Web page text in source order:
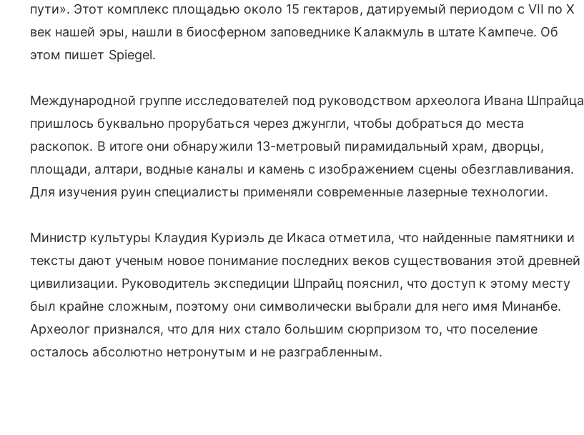
пути». Этот комплекс площадью около 15 гектаров, датируемый периодом с VII по X
век нашей эры, нашли в биосферном заповеднике Калакмуль в штате Кампече. Об
этом пишет Spiegel.
Международной группе исследователей под руководством археолога Ивана Шпрайца
пришлось буквально прорубаться через джунгли, чтобы добраться до места
раскопок. В итоге они обнаружили 13-метровый пирамидальный храм, дворцы,
площади, алтари, водные каналы и камень с изображением сцены обезглавливания.
Для изучения руин специалисты применяли современные лазерные технологии.
Министр культуры Клаудия Куриэль де Икаса отметила, что найденные памятники и
тексты дают ученым новое понимание последних веков существования этой древней
цивилизации. Руководитель экспедиции Шпрайц пояснил, что доступ к этому месту
был крайне сложным, поэтому они символически выбрали для него имя Минанбе.
Археолог признался, что для них стало большим сюрпризом то, что поселение
осталось абсолютно нетронутым и не разграбленным.